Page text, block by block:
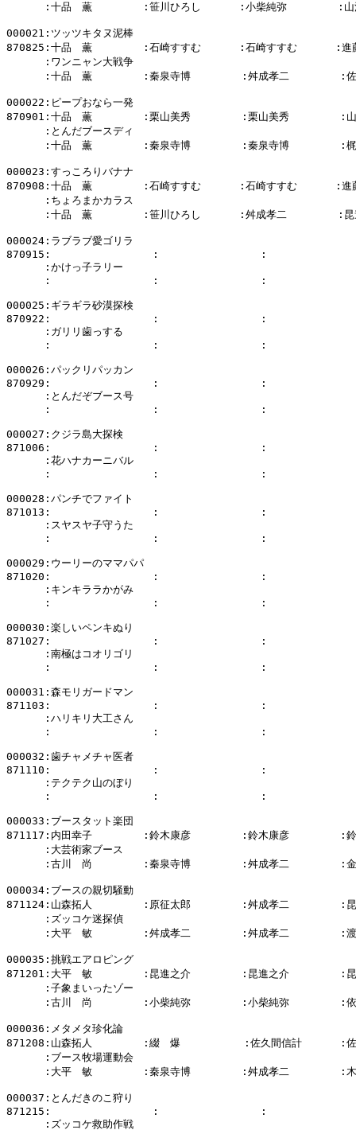
:十品　薫        :笹川ひろし      :小柴純弥        :山
000021:ツッツキタヌ泥棒
870825:十品　薫        :石崎すすむ      :石崎すすむ      :進
      :ワンニャン大戦争
:十品　薫        :秦泉寺博        :舛成孝二        :佐
000022:ピープおなら一発
870901:十品　薫        :栗山美秀        :栗山美秀        :山
      :とんだブースディ
:十品　薫        :秦泉寺博        :秦泉寺博        :梶
000023:すっころりバナナ
870908:十品　薫        :石崎すすむ      :石崎すすむ      :進
      :ちょろまかカラス
:十品　薫        :笹川ひろし      :舛成孝二        :昆
000024:ラブラブ愛ゴリラ
870915:                :                :
      :かけっ子ラリー
:                :                :
000025:ギラギラ砂漠探検
870922:                :                :
      :ガリリ歯っする
:                :                :
000026:パックリパッカン
870929:                :                :
      :とんだぞブース号
:                :                :
000027:クジラ島大探検
871006:                :                :
      :花ハナカーニバル
:                :                :
000028:パンチでファイト
871013:                :                :
      :スヤスヤ子守うた
:                :                :
000029:ウーリーのママパパ
871020:                :                :
      :キンキララかがみ
:                :                :
000030:楽しいペンキぬり
871027:                :                :
      :南極はコオリゴリ
:                :                :
000031:森モリガードマン
871103:                :                :
      :ハリキリ大工さん
:                :                :
000032:歯チャメチャ医者
871110:                :                :
      :テクテク山のぼり
:                :                :
000033:ブースタット楽団
871117:内田幸子        :鈴木康彦        :鈴木康彦        :鈴
      :大芸術家ブース
:古川　尚        :秦泉寺博        :舛成孝二        :金
000034:ブースの親切騒動
871124:山森拓人        :原征太郎        :舛成孝二        :昆
      :ズッコケ迷探偵
:大平　敏        :舛成孝二        :舛成孝二        :渡
000035:挑戦エアロピング
871201:大平　敏        :昆進之介        :昆進之介        :昆
      :子象まいったゾー
:古川　尚        :小柴純弥        :小柴純弥        :依
000036:メタメタ珍化論
871208:山森拓人        :綴　爆          :佐久間信計      :佐
      :ブース牧場運動会
:大平　敏        :秦泉寺博        :舛成孝二        :木
000037:とんだきのこ狩り
871215:                :                :
      :ズッコケ救助作戦